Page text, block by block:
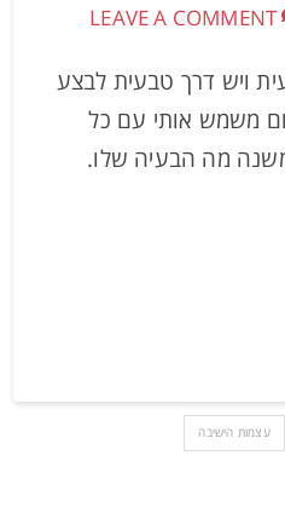
LEAVE A COMMENT
ויש דרך טבעית לבצע
משמש אותי עם כל
מה הבעיה שלו.
עצמות הישיבה